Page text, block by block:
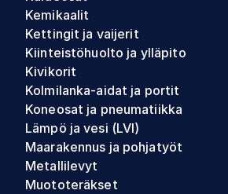
Kemikaalit
Kettingit ja vaijerit
Kiinteistöhuolto ja ylläpito
Kivikorit
Kolmilanka-aidat ja portit
Koneosat ja pneumatiikka
Lämpö ja vesi (LVI)
Maarakennus ja pohjatyöt
Metallilevyt
Muototeräkset